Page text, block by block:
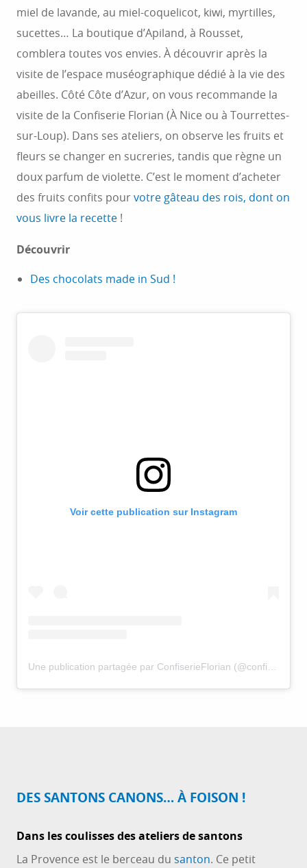
miel de lavande, au miel-coquelicot, kiwi, myrtilles,
sucettes… La boutique d’Apiland, à Rousset,
comblera toutes vos envies. À découvrir après la
visite de l’espace muséographique dédié à la vie des
abeilles. Côté Côte d’Azur, on vous recommande la
visite de la Confiserie Florian (À Nice ou à Tourrettes-
sur-Loup). Dans ses ateliers, on observe les fruits et
fleurs se changer en sucreries, tandis que règne un
doux parfum de violette. C’est le moment d’acheter
des fruits confits pourvotre gâteau des rois, dont on
vous livre la recette !
Découvrir
Des chocolats made in Sud !
Voir cette publication sur Instagram
DES SANTONS CANONS… À FOISON !
Dans les coulisses des ateliers de santons
La Provence est le berceau du santon. Ce petit